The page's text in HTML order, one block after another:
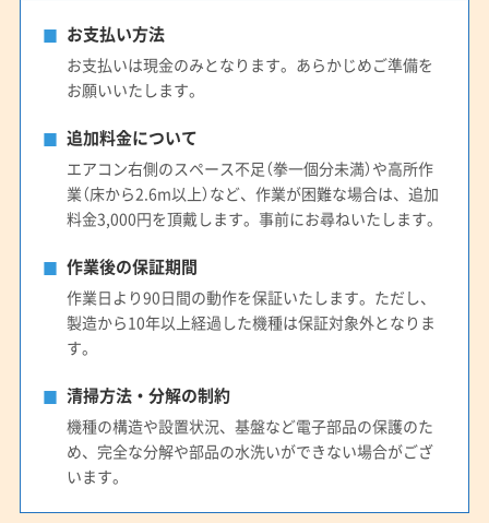
お支払い方法
お支払いは現金のみとなります。あらかじめご準備を
お願いいたします。
追加料金について
エアコン右側のスペース不足（拳一個分未満）や高所作
業（床から2.6m以上）など、作業が困難な場合は、追加
料金3,000円を頂戴します。事前にお尋ねいたします。
作業後の保証期間
作業日より90日間の動作を保証いたします。ただし、
製造から10年以上経過した機種は保証対象外となりま
す。
清掃方法・分解の制約
機種の構造や設置状況、基盤など電子部品の保護のた
め、完全な分解や部品の水洗いができない場合がござ
います。